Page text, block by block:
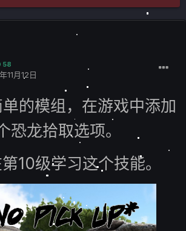
58
11月12日
的模组，在游戏中添加
恐龙拾取选项。
10级学习这个技能。